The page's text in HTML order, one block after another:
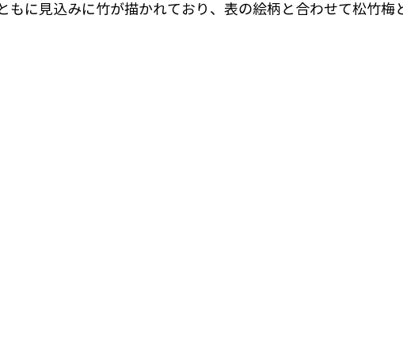
もに見込みに竹が描かれており、表の絵柄と合わせて松竹梅